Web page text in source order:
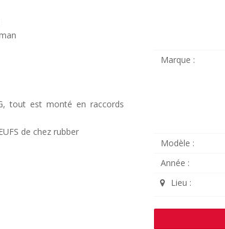
tout est monté en raccords
de chez rubber
Marque :
Modèle :
Année :
Lieu :